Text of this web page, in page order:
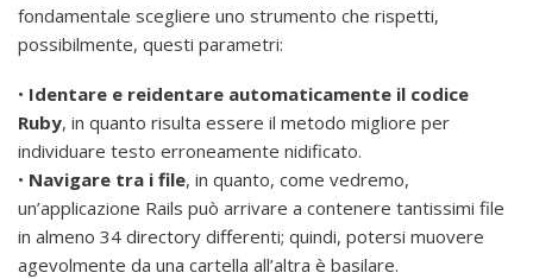
fondamentale scegliere uno strumento che rispetti,
possibilmente, questi parametri:
• Identare e reidentare automaticamente il codice
Ruby, in quanto risulta essere il metodo migliore per
individuare testo erroneamente nidificato.
• Navigare tra i file, in quanto, come vedremo,
un’applicazione Rails può arrivare a contenere tantissimi file
in almeno 34 directory differenti; quindi, potersi muovere
agevolmente da una cartella all’altra è basilare.